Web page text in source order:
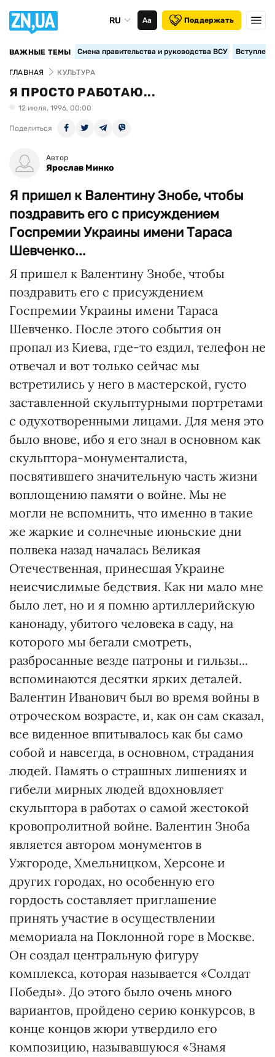
RU Аа Поддержать
ВАЖНЫЕ ТЕМЫ Смена правительства и руководства ВСУ
ГЛАВНАЯ КУЛЬТУРА
Я ПРОСТО РАБОТАЮ...
12 июля, 1996, 00:00
Поделиться
Автор
Ярослав Минко
Я пришел к Валентину Знобе, чтобы
поздравить его с присуждением
Госпремии Украины имени Тараса
Шевченко...
Я пришел к Валентину Знобе, чтобы
поздравить его с присуждением
Госпремии Украины имени Тараса
Шевченко. После этого события он
пропал из Киева, где-то ездил, телефон не
отвечал и вот только сейчас мы
встретились у него в мастерской, густо
заставленной скульптурными портретами
с одухотворенными лицами. Для меня это
было внове, ибо я его знал в основном как
скульптора-монументалиста,
посвятившего значительную часть жизни
воплощению памяти о войне. Мы не
могли не вспомнить, что именно в такие
же жаркие и солнечные июньские дни
полвека назад началась Великая
Отечественная, принесшая Украине
неисчислимые бедствия. Как ни мало мне
было лет, но и я помню артиллерийскую
канонаду, убитого человека в саду, на
которого мы бегали смотреть,
разбросанные везде патроны и гильзы...
вспоминаются десятки ярких деталей.
Валентин Иванович был во время войны в
отроческом возрасте, и, как он сам сказал,
все виденное впитывалось как бы само
собой и навсегда, в основном, страдания
людей. Память о страшных лишениях и
гибели мирных людей вдохновляет
скульптора в работах о самой жестокой
кровопролитной войне. Валентин Зноба
является автором монументов в
Ужгороде, Хмельницком, Херсоне и
других городах, но особенную его
гордость составляет приглашение
принять участие в осуществлении
мемориала на Поклонной горе в Москве.
Он создал центральную фигуру
комплекса, которая называется «Солдат
Победы». До этого было очень много
вариантов, пройдено серию конкурсов, в
конце концов жюри утвердило его
композицию, называвшуюся «Знамя